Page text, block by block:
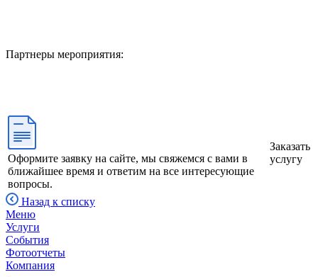
Партнеры мероприятия:
Оформите заявку на сайте, мы свяжемся с вами в
ближайшее время и ответим на все интересующие
вопросы.
Заказать
услугу
Назад к списку
Меню
Услуги
События
Фотоотчеты
Компания